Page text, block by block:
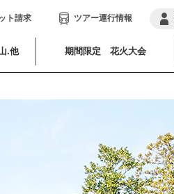
ト請求 ツアー運行情報
.他 期間限定 花火大会